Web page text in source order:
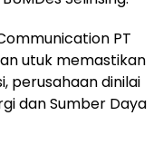
PT
utuk memastikan
perusahaan dinilai
dan Sumber Daya